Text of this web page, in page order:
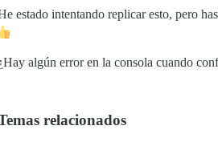
estado intentando replicar esto, pero
algún error en la consola cuando
relacionados